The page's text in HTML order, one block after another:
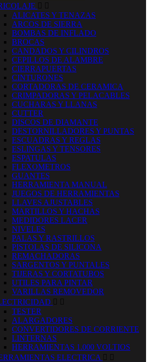
 
ALICATES Y TENAZAS
ARCOS DE SIERRA
BOMBAS DE INFLADO
BROCAS
CANDADOS Y CILINDROS
CEPILLOS DE ALAMBRE
CIERRAPUERTAS
CINTURONES
CORTADORAS DE CERAMICA
CRIMPADORAS Y PELACABLES
CUCHARAS Y LLANAS
CUTTER
DISCOS DE DIAMANTE
DESTORNILLADORES Y PUNTAS
ESCUADRAS Y REGLAS
ESLINGAS Y TENSORES
ESPATULAS
FLEXOMETROS
GUANTES
HERRAMIENTA MANUAL
JUEGOS DE HERRAMIENTAS
LLAVES AJUSTABLES
MARTILLOS Y HACHAS
MEDIDORES LACER
NIVELES
PALAS Y RASTRILLOS
PISTOLAS DE SILICONA
REMACHADORAS
SARGENTOS Y PUNTALES
TIJERAS Y CORTATUBOS
UTILES PARA PINTAR
VARILLAS REMOVEDOR
 
TESTER
ALARGADORES
CONVERTIDORES DE CORRIENTE
LINTERNAS
HERRAMIENTAS 1.000 VOLTIOS
ELECTRICA  